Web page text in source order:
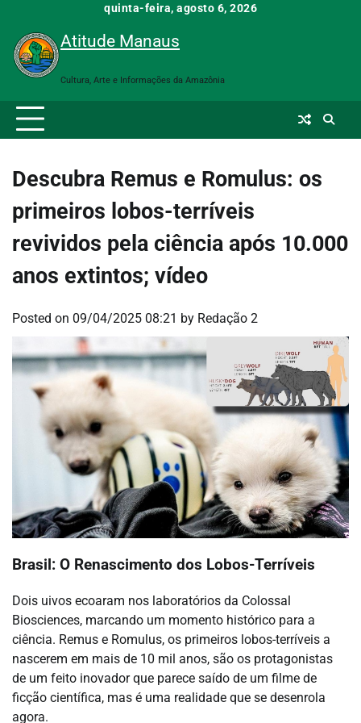
content
quinta-feira, agosto 6, 2026
Atitude Manaus
Cultura, Arte e Informações da Amazônia
Descubra Remus e Romulus: os
primeiros lobos-terríveis
revividos pela ciência após 10.000
anos extintos; vídeo
Posted on 09/04/2025 08:21 by Redação 2
Brasil: O Renascimento dos Lobos-Terríveis
Dois uivos ecoaram nos laboratórios da Colossal
Biosciences, marcando um momento histórico para a
ciência. Remus e Romulus, os primeiros lobos-terríveis a
nascerem em mais de 10 mil anos, são os protagonistas
de um feito inovador que parece saído de um filme de
ficção científica, mas é uma realidade que se desenrola
agora.